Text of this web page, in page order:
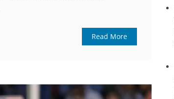
Read More